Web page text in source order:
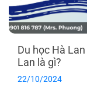
Du học Hà
Lan là gì?
22/10/2024